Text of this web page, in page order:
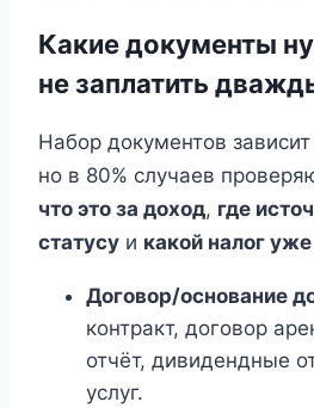
Какие документы
не заплатить
Набор документов
но в 80% случаев
что это за доход, где
статусу и какой налог
Договор/основание
контракт, договор
отчёт, дивидендные
услуг.